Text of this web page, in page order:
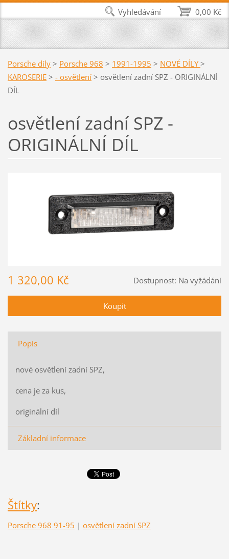
Porsche díly > Porsche 968 > 1991-1995 > NOVÉ DÍLY>
KAROSERIE > - osvětlení > osvětlení zadní SPZ - ORIGINÁLNÍ
DÍL
osvětlení zadní SPZ -
ORIGINÁLNÍ DÍL
Dostupnost: Na vyžádání
1 320,00 Kč
Popis
nové osvětlení zadní SPZ,
cena je za kus,
originální díl
Základní informace
Štítky:
Porsche 968 91-95 | osvětlení zadní SPZ
0,00 Kč
Vyhledávání